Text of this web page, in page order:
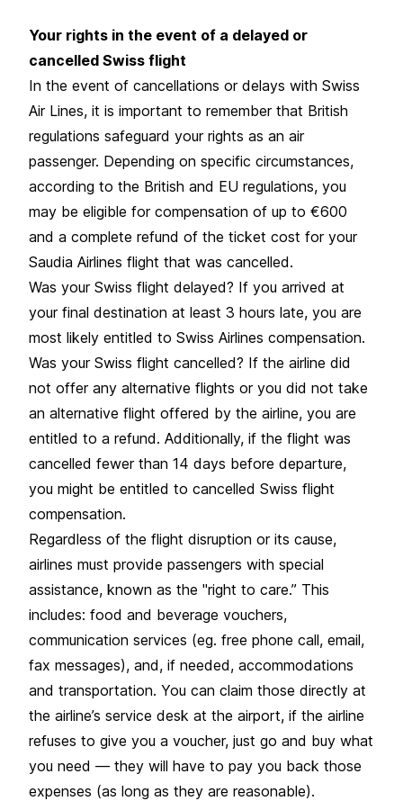
Your rights in the event of a delayed or
cancelled Swiss flight
In the event of cancellations or delays with Swiss
Air Lines, it is important to remember that British
regulations safeguard your rights as an air
passenger. Depending on specific circumstances,
according to the British and EU regulations, you
may be eligible for compensation of up to €600
and a complete refund of the ticket cost for your
Saudia Airlines flight that was cancelled.
Was your Swiss flight delayed? If you arrived at
your final destination at least 3 hours late, you are
most likely entitled to Swiss Airlines compensation.
Was your Swiss flight cancelled? If the airline did
not offer any alternative flights or you did not take
an alternative flight offered by the airline, you are
entitled to a refund. Additionally, if the flight was
cancelled fewer than 14 days before departure,
you might be entitled to cancelled Swiss flight
compensation.
Regardless of the flight disruption or its cause,
airlines must provide passengers with special
assistance, known as the "right to care.” This
includes: food and beverage vouchers,
communication services (eg. free phone call, email,
fax messages), and, if needed, accommodations
and transportation. You can claim those directly at
the airline’s service desk at the airport, if the airline
refuses to give you a voucher, just go and buy what
you need — they will have to pay you back those
expenses (as long as they are reasonable).